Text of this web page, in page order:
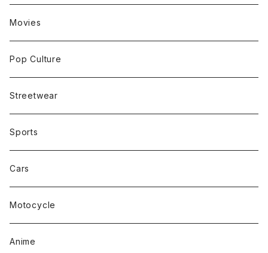
Movies
Pop Culture
Streetwear
Sports
Cars
Motocycle
Anime